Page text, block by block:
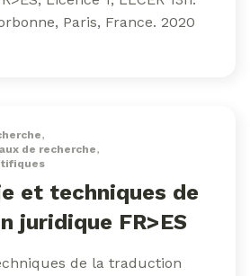
Paris, France. 2020
,
de recherche,
et techniques de
juridique FR>ES
de la traduction